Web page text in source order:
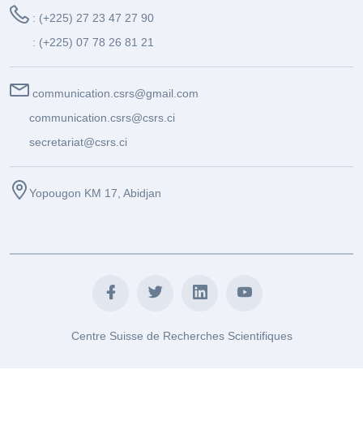
: (+225) 27 23 47 27 90
: (+225) 07 78 26 81 21
communication.csrs@gmail.com
communication.csrs@csrs.ci
secretariat@csrs.ci
Yopougon KM 17, Abidjan
Centre Suisse de Recherches Scientifiques